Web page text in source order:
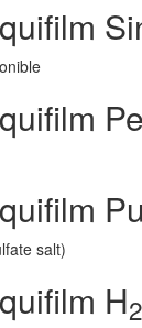
salt)
H2